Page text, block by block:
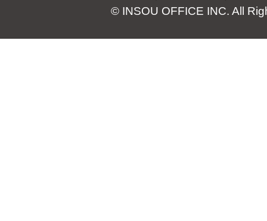
© INSOU OFFICE INC. All